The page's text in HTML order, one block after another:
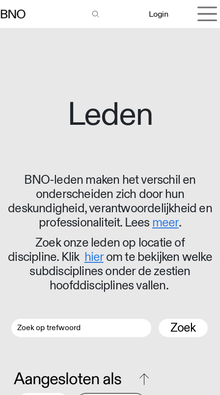
Login
Leden
BNO-leden maken het verschil en
onderscheiden zich door hun
deskundigheid, verantwoordelijkheid en
professionaliteit. Lees meer.
Zoek onze leden op locatie of
discipline. Klik hierom te bekijken welke
subdisciplines onder de zestien
hoofddisciplines vallen.
Zoek
Aangesloten als